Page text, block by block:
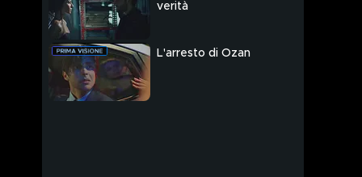
verità
L'arresto di Ozan